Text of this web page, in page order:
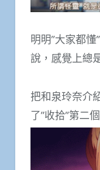
明明”大家都
說，感覺上總
把和泉玲奈介
了”收拾”第二